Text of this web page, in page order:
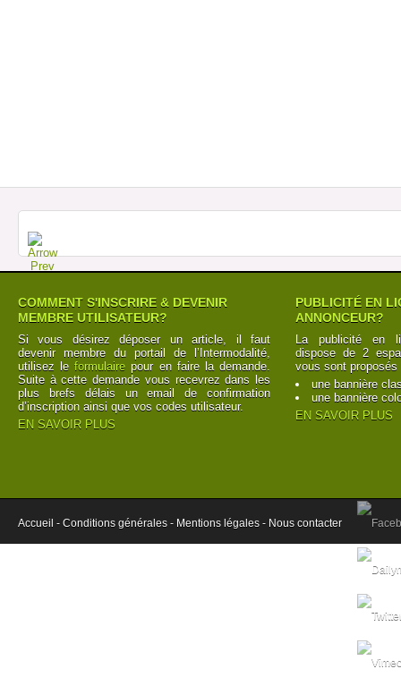
COMMENT S'INSCRIRE & DEVENIR
MEMBRE UTILISATEUR?
Si vous désirez déposer un article, il faut
devenir membre du portail de l’Intermodalité,
utilisez leformulaire pour en faire la demande.
Suite à cette demande vous recevrez dans les
plus brefs délais un email de confirmation
d’inscription ainsi que vos codes utilisateur.
EN SAVOIR PLUS
PUBLICITÉ EN
ANNONCEUR?
La publicité en
dispose de 2
vous sont proposés
une bannière
une bannière
EN SAVOIR PLUS
Accueil - Conditions générales - Mentions légales - Nous contacter